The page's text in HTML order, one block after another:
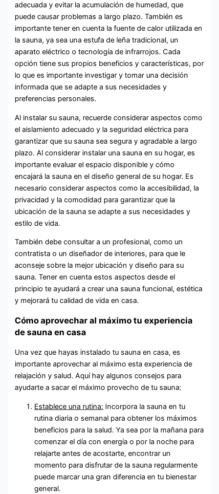
adecuada y evitar la acumulación de humedad, que
puede causar problemas a largo plazo. También es
importante tener en cuenta la fuente de calor utilizada en
la sauna, ya sea una estufa de leña tradicional, un
aparato eléctrico o tecnología de infrarrojos. Cada
opción tiene sus propios beneficios y características, por
lo que es importante investigar y tomar una decisión
informada que se adapte a sus necesidades y
preferencias personales.
Al instalar su sauna, recuerde considerar aspectos como
el aislamiento adecuado y la seguridad eléctrica para
garantizar que su sauna sea segura y agradable a largo
plazo. Al considerar instalar una sauna en su hogar, es
importante evaluar el espacio disponible y cómo
encajará la sauna en el diseño general de su hogar. Es
necesario considerar aspectos como la accesibilidad, la
privacidad y la comodidad para garantizar que la
ubicación de la sauna se adapte a sus necesidades y
estilo de vida.
También debe consultar a un profesional, como un
contratista o un diseñador de interiores, para que le
aconseje sobre la mejor ubicación y diseño para su
sauna. Tener en cuenta estos aspectos desde el
principio te ayudará a crear una sauna funcional, estética
y mejorará tu calidad de vida en casa.
Cómo aprovechar al máximo tu experiencia
de sauna en casa
Una vez que hayas instalado tu sauna en casa, es
importante aprovechar al máximo esta experiencia de
relajación y salud. Aquí hay algunos consejos para
ayudarte a sacar el máximo provecho de tu sauna:
Establece una rutina: Incorpora la sauna en tu
rutina diaria o semanal para obtener los máximos
beneficios para la salud. Ya sea por la mañana para
comenzar el día con energía o por la noche para
relajarte antes de acostarte, encontrar un
momento para disfrutar de la sauna regularmente
puede marcar una gran diferencia en tu bienestar
general.